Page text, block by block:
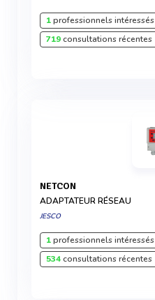
1professionnels intéressés
719consultations récentes
NETCON
ADAPTATEUR RÉSEAU
JESCO
1professionnels intéressés
534consultations récentes